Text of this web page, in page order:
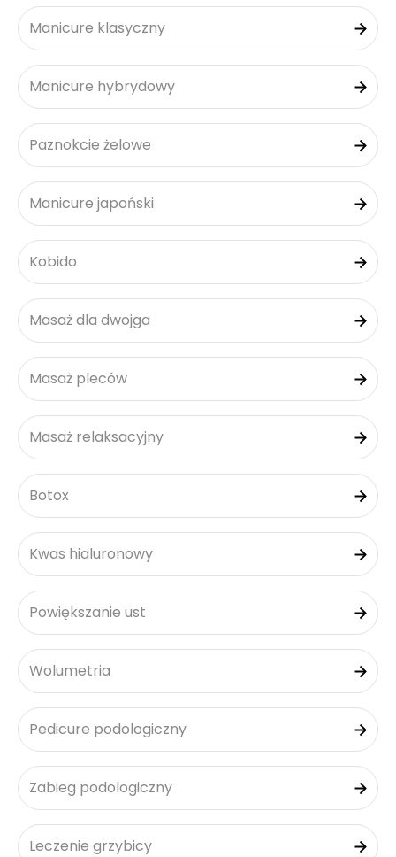
Manicure klasyczny
Manicure hybrydowy
Paznokcie żelowe
Manicure japoński
Kobido
Masaż dla dwojga
Masaż pleców
Masaż relaksacyjny
Botox
Kwas hialuronowy
Powiększanie ust
Wolumetria
Pedicure podologiczny
Zabieg podologiczny
Leczenie grzybicy